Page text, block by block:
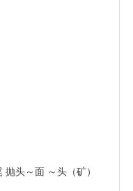
头～面 ～头（矿）